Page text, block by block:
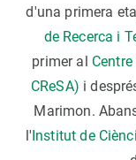
d'una primera
de Recerca i
primer al
CReSA) i
Marimon.
l'Institut de